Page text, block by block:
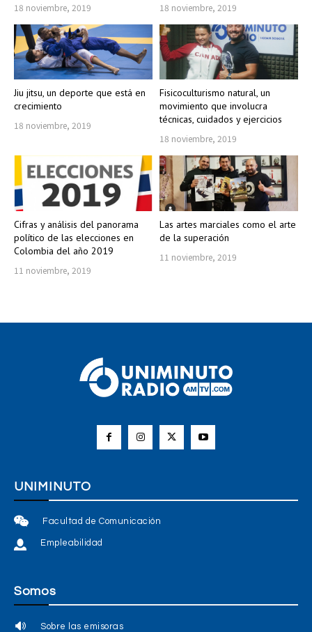
18 noviembre, 2019 18 noviembre, 2019
Jiu jitsu, un deporte que está en
crecimiento
18 noviembre, 2019
Fisicoculturismo natural, un
movimiento que involucra
técnicas, cuidados y ejercicios
18 noviembre, 2019
Cifras y análisis del panorama
político de las elecciones en
Colombia del año 2019
11 noviembre, 2019
Las artes marciales como el arte
de la superación
11 noviembre, 2019
UNIMINUTO
Facultad de Comunicación
Empleabilidad
Somos
Sobre las emisoras